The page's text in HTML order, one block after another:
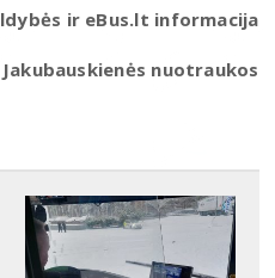
ir eBus.lt informacija
Jakubauskienės nuotraukos